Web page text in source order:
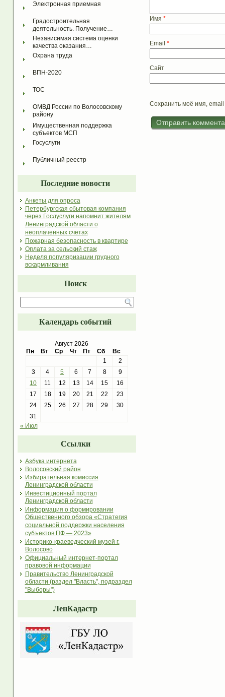
Электронная приемная
Градостроительная
деятельность. Получение…
Независимая система оценки
качества оказания…
Охрана труда
ВПН-2020
ТОС
ОМВД России по Волосовскому
району
Имущественная поддержка
субъектов МСП
Госуслуги
Публичный реестр
Последние новости
Анкеты для опроса
Петербургская сбытовая компания
через Гослуслуги напомнит жителям
Ленинградской области о
неоплаченных счетах
Пожарная безопасность в квартире
Оплата за сельский стаж
Неделя популяризации грудного
вскармливания
Поиск
Календарь событий
Август 2026
Пн
Вт Ср Чт Пт Сб
Вс
1
2
3
4 5 6 7 8
9
10
11 12 13 14 15
16
17
18 19 20 21 22
23
24
25 26 27 28 29
30
31
« Июл
Ссылки
Азбука интернета
Волосовский район
Избирательная комиссия
Ленинградской области
Инвестиционный портал
Ленинградской области
Информация о формировании
Общественного обзора «Стратегия
социальной поддержки населения
субъектов ПФ — 2023»
Историко-краеведческий музей г.
Волосово
Официальный интернет-портал
правовой информации
Правительство Ленинградской
области (раздел "Власть", подраздел
"Выборы")
ЛенКадастр
Имя *
Email *
Сайт
Сохранить моё имя,